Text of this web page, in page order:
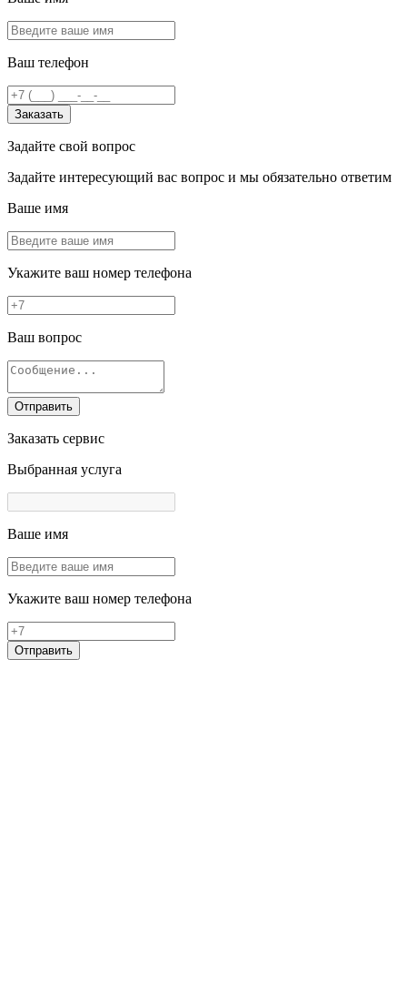
Ваш телефон
Заказать
Задайте свой вопрос
Задайте интересующий вас вопрос и мы обязательно ответим
Ваше имя
Укажите ваш номер телефона
Ваш вопрос
Отправить
Заказать сервис
Выбранная услуга
Ваше имя
Укажите ваш номер телефона
Отправить